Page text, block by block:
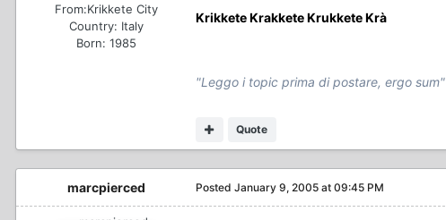
From:Krikkete City
Country: Italy
Born: 1985
Quote
Krikkete Krakkete Krukkete Krà
"Leggo i topic prima di postare, ergo sum"
marcpierced Posted January 9, 2005 at 09:45 PM